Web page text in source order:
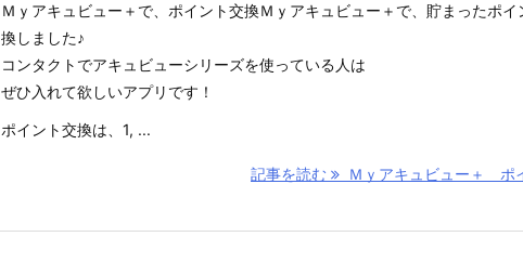
Ｍｙアキュビュー＋で、ポイント交換Ｍｙアキュビュー＋で、貯まったポイ
換しました♪
コンタクトでアキュビューシリーズを使っている人は
ぜひ入れて欲しいアプリです！
ポイント交換は、1, ...
記事を読む Ｍｙアキュビュー＋ ポ